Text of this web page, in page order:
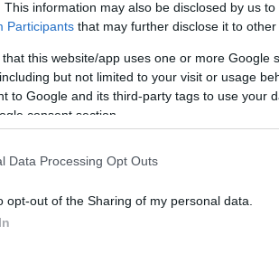
This information may also be disclosed by us
Participants that may further disclose it to other
that this website/app uses one or more Google
but not limited to your visit or usage
to Google and its third-party tags to use your
consent section.
Data Processing Opt Outs
opt-out of the Sharing of my personal data.
a '80-as évekből folytatásokban...
és igazi western, úttörők, bicajok,
meg egy kondér málnaszörp (klikk)...
Meg persze vélemények